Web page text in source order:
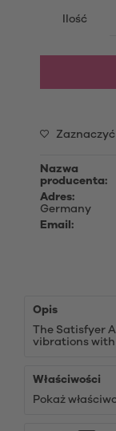
Ilość
Zaznaczyć
Nazwa
producenta:
Adres:
Germany
Email:
Opis
The Satisfyer
vibrations with
Właściwości
Pokaż